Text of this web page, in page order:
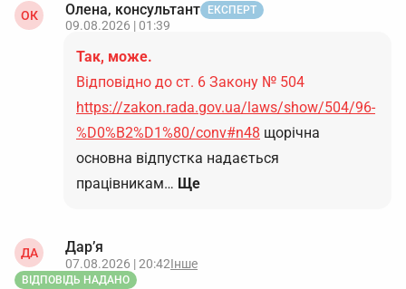
ОК Олена, консультант ЕКСПЕРТ
09.08.2026 | 01:39
Так, може.
Відповідно до ст. 6 Закону № 504
https://zakon.rada.gov.ua/laws/show/504/96-
%D0%B2%D1%80/conv#n48 щорічна
основна відпустка надається
працівникам… Ще
ДА Дар’я
07.08.2026 | 20:42Інше
ВІДПОВІДЬ НАДАНО